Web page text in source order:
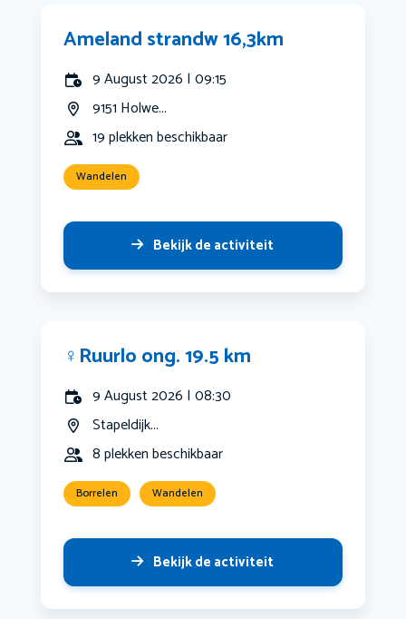
Ameland strandw 16,3km
9 August 2026 | 09:15
9151 Holwe...
19 plekken beschikbaar
Wandelen
Bekijk de activiteit
‍♀️Ruurlo ong. 19.5 km
9 August 2026 | 08:30
Stapeldijk...
8 plekken beschikbaar
Borrelen Wandelen
Bekijk de activiteit